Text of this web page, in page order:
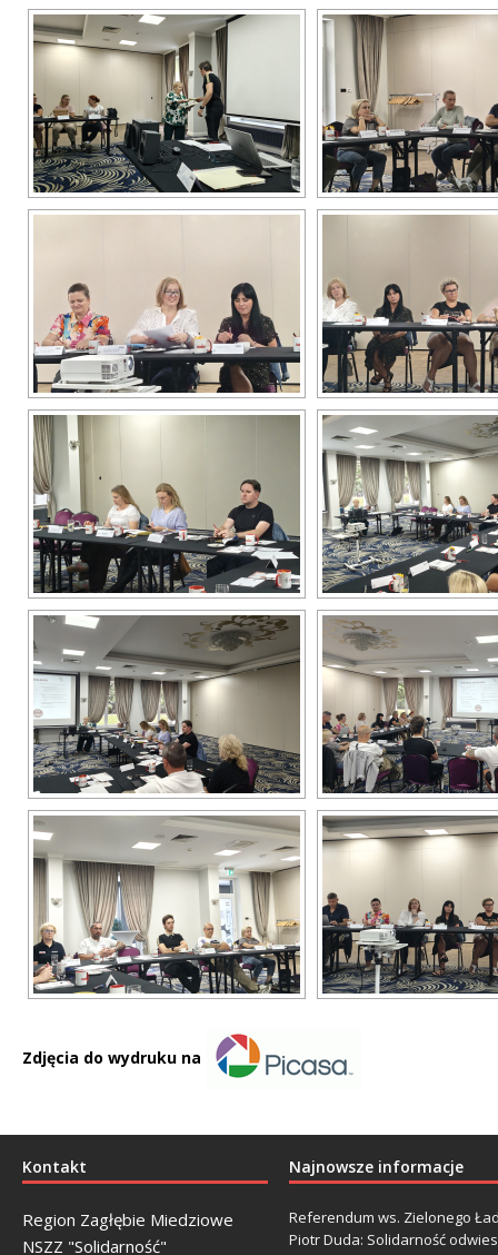
Zdjęcia do wydruku na
Kontakt
Region Zagłębie Miedziowe
NSZZ "Solidarność"
Najnowsze informacje
Referendum ws. Zielonego
Piotr Duda: Solidarność